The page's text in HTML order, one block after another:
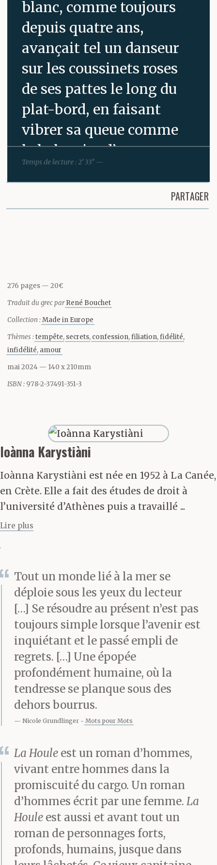
blanc, comme toujours
depuis quatre ans,
avançait tel un danseur
sur les coussinets roses
de ses pattes le long du
plat-bord, en faisant
vibrer sa queue comme
le balancier d’un
équilibriste. Il fit
bateau, deux cent
hommes qui se tenaient
les jambes écartées et
les mains derrière le
dos.
Birbilis.
Avant cette Maritsa-là,
la même chorégraphie
avait été exécutée
la maman il y avait eu
le grand-père Maritsa,
bien avant l’arrière-
grand-mère Maritsa, et
plus tôt encore le
premier Maritsa, ce
maître insurpassable,
cet élégant matou à la
grâce toute féminine,
avec ses pas de cha-
cha-cha, premier
membre incontestable
de la lignée Maritsa.
Des chats qui avaient
Temps de lecture : 2’ 33” —
PARTAGER
276 pages 20€
Traduit du grec par René Bouchet
Collection :Made in Europe
Thèmes :tempête secrets confession filiation fidélité
infidélité amour
mai 2024 — 140 x 210mm
ISBN : 978-2-37491-351-3
Ioànna Karystiàni
Ioànna Karystiàni est née en 1952 à La Canée,
en Crète. Elle a fait des études de droit à
l’université d’Athènes puis a travaillé ...
Lire plus
Tout un monde lié à la mer se
déploie sous les yeux du lecteur
[…] Se résoudre au présent n’est pas
toujours simple lorsque l’avenir est
inquiétant et le passé empli de
regrets. […] Une épopée
profondément humaine, où la
tendresse se planque sous des
dehors bourrus.
Nicole Grundlinger Mots pour Mots
La Houle est un roman d’hommes,
vivant entre hommes dans la
promiscuité du cargo. Un roman
d’hommes écrit par une femme. La
Houle est aussi et avant tout un
roman de personnages forts,
profonds, humains, jusque dans